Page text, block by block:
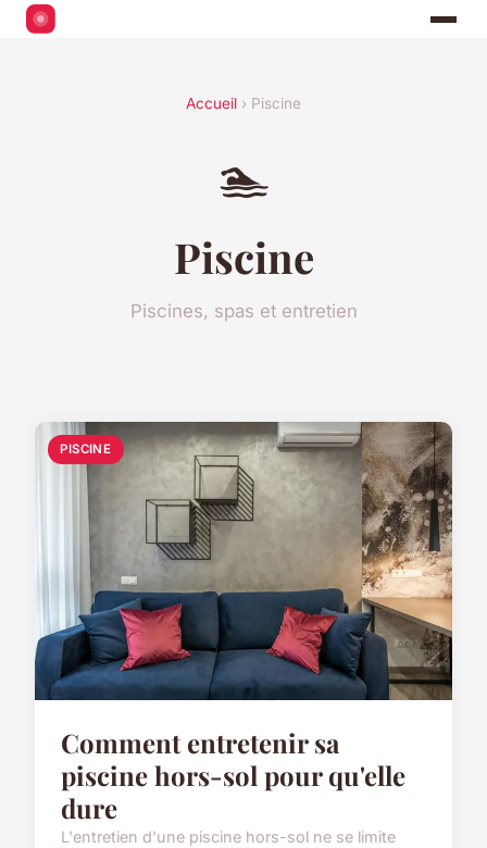
Accueil › Piscine
🏊
Piscine
Piscines, spas et entretien
PISCINE
Comment entretenir sa
piscine hors-sol pour qu'elle
dure
L'entretien d'une piscine hors-sol ne se limite